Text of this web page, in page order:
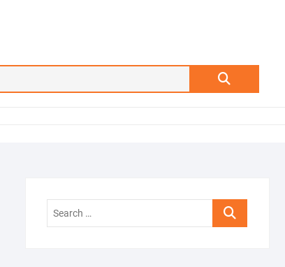
Search
Search